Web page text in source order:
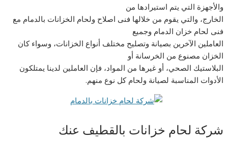
والأجهزة التي يتم استيرادها من
الخارج، والتي يقوم من خلالها فنى اصلاح ولحام الخزانات بالدمام مع
فنى لحام خزان الدمام وجميع
العاملين الآخرين بصيانة وتصليح مختلف أنواع الخزانات، وسواء كان
الخزان مصنوع من الخرسانة أو
البلاستيك الصحي، أو غيرها من المواد، فإن العاملين لدينا يمتلكون
الأدوات المناسبة لصيانة ولحام كل نوع منهم.
شركة لحام خزانات بالقطيف عنك